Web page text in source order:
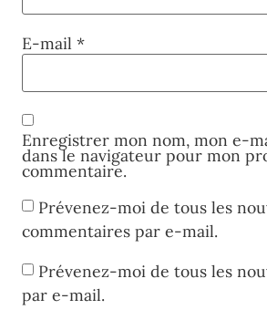
E-mail *
Enregistrer mon nom, mon e-
dans le navigateur pour mon
commentaire.
Prévenez-moi de tous les
commentaires par e-mail.
Prévenez-moi de tous les
par e-mail.